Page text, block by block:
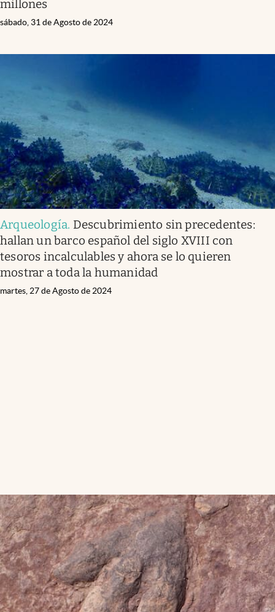
millones
sábado, 31 de Agosto de 2024
Arqueología. Descubrimiento sin precedentes:
hallan un barco español del siglo XVIII con
tesoros incalculables y ahora se lo quieren
mostrar a toda la humanidad
martes, 27 de Agosto de 2024